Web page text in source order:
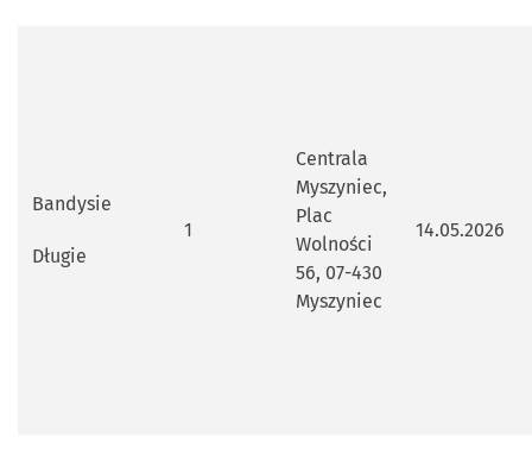
Bandysie
Długie
1
Centrala
Myszyniec,
Plac
Wolności
56, 07-430
Myszyniec
14.05.2026